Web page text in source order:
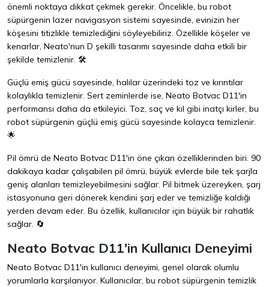
önemli noktaya dikkat çekmek gerekir. Öncelikle, bu robot
süpürgenin lazer navigasyon sistemi sayesinde, evinizin her
köşesini titizlikle temizlediğini söyleyebiliriz. Özellikle köşeler ve
kenarlar, Neato'nun D şekilli tasarımı sayesinde daha etkili bir
şekilde temizlenir. 🛠️
Güçlü emiş gücü sayesinde, halılar üzerindeki toz ve kırıntılar
kolaylıkla temizlenir. Sert zeminlerde ise, Neato Botvac D11'in
performansı daha da etkileyici. Toz, saç ve kıl gibi inatçı kirler, bu
robot süpürgenin güçlü emiş gücü sayesinde kolayca temizlenir.
🌟
Pil ömrü de Neato Botvac D11'in öne çıkan özelliklerinden biri. 90
dakikaya kadar çalışabilen pil ömrü, büyük evlerde bile tek şarjla
geniş alanları temizleyebilmesini sağlar. Pil bitmek üzereyken, şarj
istasyonuna geri dönerek kendini şarj eder ve temizliğe kaldığı
yerden devam eder. Bu özellik, kullanıcılar için büyük bir rahatlık
sağlar. 🔄
Neato Botvac D11'in Kullanıcı Deneyimi
Neato Botvac D11'in kullanıcı deneyimi, genel olarak olumlu
yorumlarla karşılanıyor. Kullanıcılar, bu robot süpürgenin temizlik